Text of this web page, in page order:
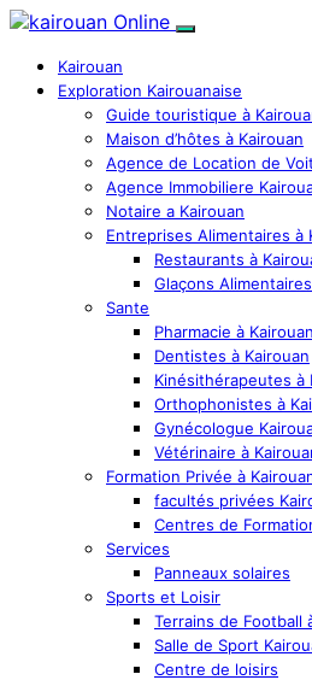
Kairouan
Exploration Kairouanaise
Guide touristique à
Maison d’hôtes à Kairouan
Agence de Location de
Agence Immobiliere
Notaire a Kairouan
Entreprises Alimentaires à
Restaurants à
Glaçons
Sante
Pharmacie à Kairouan
Dentistes à Kairouan
Kinésithérapeutes à
Orthophonistes à
Gynécologue
Vétérinaire à
Formation Privée à
facultés privées
Centres de
Services
Panneaux solaires
Sports et Loisir
Terrains de Football
Salle de Sport
Centre de loisirs